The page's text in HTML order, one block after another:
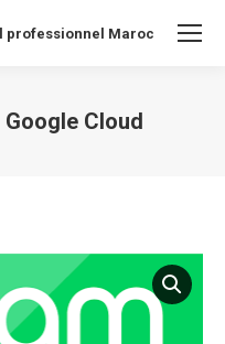
professionnel Maroc
Cloud